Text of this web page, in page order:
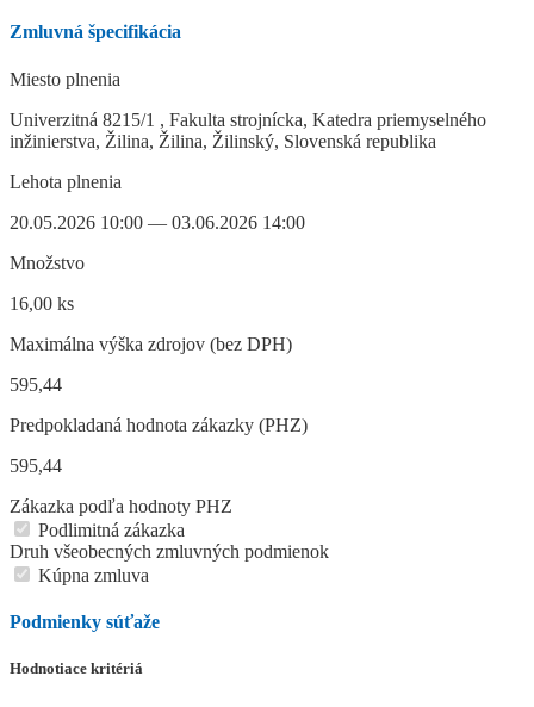
Zmluvná špecifikácia
Miesto plnenia
Univerzitná 8215/1 , Fakulta strojnícka, Katedra priemyselného
inžinierstva, Žilina, Žilina, Žilinský, Slovenská republika
Lehota plnenia
20.05.2026 10:00 — 03.06.2026 14:00
Množstvo
16,00 ks
Maximálna výška zdrojov (bez DPH)
595,44
Predpokladaná hodnota zákazky (PHZ)
595,44
Zákazka podľa hodnoty PHZ
Podlimitná zákazka
Druh všeobecných zmluvných podmienok
Kúpna zmluva
Podmienky súťaže
Hodnotiace kritériá